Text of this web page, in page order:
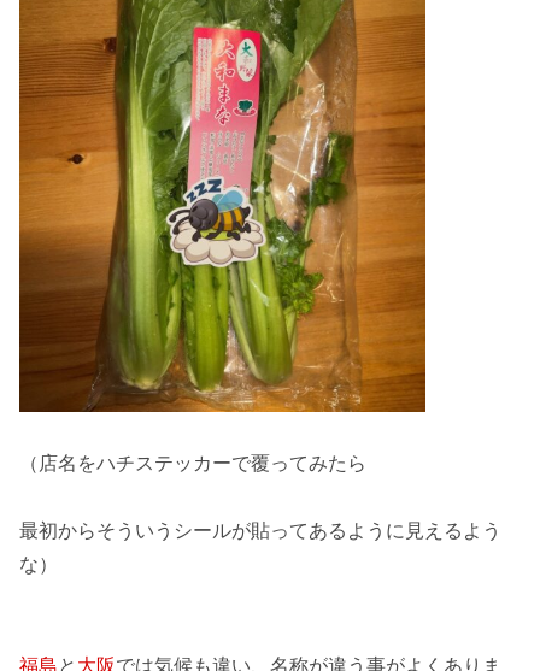
（店名をハチステッカーで覆ってみたら
最初からそういうシールが貼ってあるように見えるよう
な）
福島と 大阪では気候も違い、名称が違う事がよくありま